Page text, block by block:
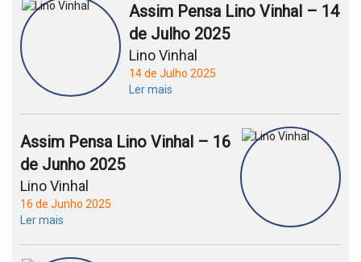
Assim Pensa Lino Vinhal – 14
de Julho 2025
Lino Vinhal
14 de Julho 2025
Ler mais
Assim Pensa Lino Vinhal – 16
de Junho 2025
Lino Vinhal
16 de Junho 2025
Ler mais